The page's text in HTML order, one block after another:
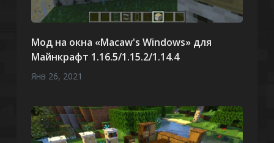
Мод на окна «Macaw's Windows» для
Майнкрафт 1.16.5/1.15.2/1.14.4
Янв 26, 2021